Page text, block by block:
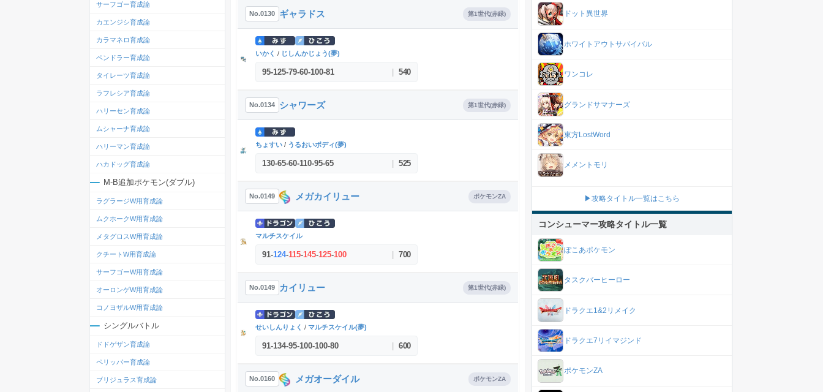
No.0130 ギャラドス 第1世代(赤緑)
いかく / じしんかじょう(夢)
95-125-79-60-100-81 540
No.0134 シャワーズ 第1世代(赤緑)
ちょすい / うるおいボディ(夢)
130-65-60-110-95-65 525
No.0149 メガカイリュー ポケモンZA
マルチスケイル
91-124-115-145-125-100 700
No.0149 カイリュー 第1世代(赤緑)
せいしんりょく / マルチスケイル(夢)
91-134-95-100-100-80 600
No.0160 メガオーダイル ポケモンZA
サーフゴー育成論
カエンジシ育成論
カラマネロ育成論
ペンドラー育成論
タイレーツ育成論
ラフレシア育成論
ハリーセン育成論
ムシャーナ育成論
ハリーマン育成論
ハカドッグ育成論
M-B追加ポケモン(ダブル)
ラグラージW用育成論
ムクホークW用育成論
メタグロスW用育成論
クチートW用育成論
サーフゴーW用育成論
オーロンゲW用育成論
コノヨザルW用育成論
シングルバトル
ドドゲザン育成論
ペリッパー育成論
ブリジュラス育成論
ドット異世界
ホワイトアウトサバイバル
ワンコレ
グランドサマナーズ
東方LostWord
メメントモリ
▶攻略タイトル一覧はこちら
コンシューマー攻略タイトル一覧
ぽこあポケモン
タスクバーヒーロー
ドラクエ1&2リメイク
ドラクエ7リイマジンド
ポケモンZA